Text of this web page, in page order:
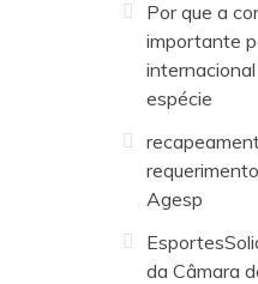
Por que a
importante
espécie
Agesp
da Câmara